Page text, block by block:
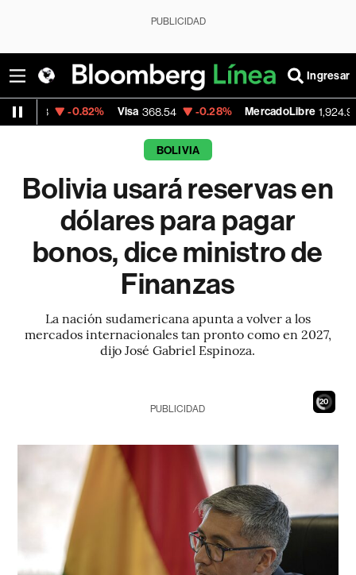
PUBLICIDAD
Ingresar
Visa 368.54 -0.28% MercadoLibre 1,924.95 +1.85%
BOLIVIA
Bolivia usará reservas en
dólares para pagar
bonos, dice ministro de
Finanzas
La nación sudamericana apunta a volver a los
mercados internacionales tan pronto como en 2027,
dijo José Gabriel Espinoza.
18
PUBLICIDAD